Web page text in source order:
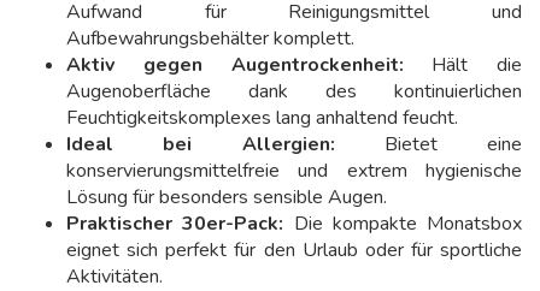
Aufwand für Reinigungsmittel und
Aufbewahrungsbehälter komplett.
Aktiv gegen Augentrockenheit: Hält die
Augenoberfläche dank des kontinuierlichen
Feuchtigkeitskomplexes lang anhaltend feucht.
Ideal bei Allergien: Bietet eine
konservierungsmittelfreie und extrem hygienische
Lösung für besonders sensible Augen.
Praktischer 30er-Pack: Die kompakte Monatsbox
eignet sich perfekt für den Urlaub oder für sportliche
Aktivitäten.